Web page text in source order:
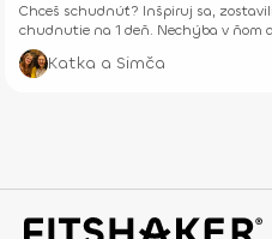
Chceš schudnúť? Inšpiruj sa,
chudnutie na 1 deň. Nechýba v ňom
Katka a Simča